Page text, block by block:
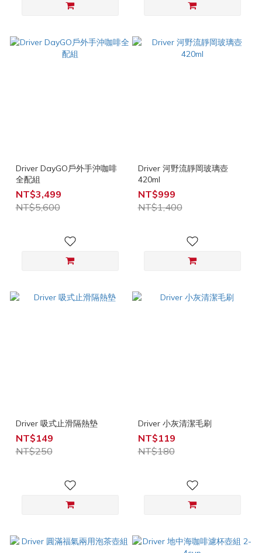
Driver DayGO戶外手沖咖啡
全配組
NT$3,499
NT$5,600
Driver 河野流靜岡玻璃壺
420ml
NT$999
NT$1,400
Driver 吸式止滑隔熱墊
NT$149
NT$250
Driver 小灰清潔毛刷
NT$119
NT$180